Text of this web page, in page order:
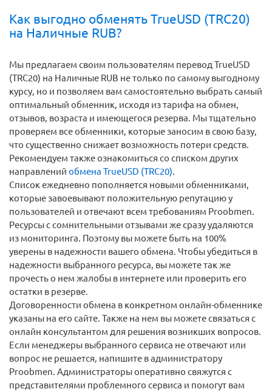
Как выгодно обменять TrueUSD (TRC20)
на Наличные RUB?
Мы предлагаем своим пользователям перевод TrueUSD
(TRC20) на Наличные RUB не только по самому выгодному
курсу, но и позволяем вам самостоятельно выбрать самый
оптимальный обменник, исходя из тарифа на обмен,
отзывов, возраста и имеющегося резерва. Мы тщательно
проверяем все обменники, которые заносим в свою базу,
что существенно снижает возможность потери средств.
Рекомендуем также ознакомиться со списком других
направлений обмена TrueUSD (TRC20).
Список ежедневно пополняется новыми обменниками,
которые завоевывают положительную репутацию у
пользователей и отвечают всем требованиям Proobmen.
Ресурсы с сомнительными отзывами же сразу удаляются
из мониторинга. Поэтому вы можете быть на 100%
уверены в надежности вашего обмена. Чтобы убедиться в
надежности выбранного ресурса, вы можете так же
прочесть о нем жалобы в интернете или проверить его
остатки в резерве.
Договоренности обмена в конкретном онлайн-обменнике
указаны на его сайте. Также на нем вы можете связаться с
онлайн консультантом для решения возникших вопросов.
Если менеджеры выбранного сервиса не отвечают или
вопрос не решается, напишите в администратору
Proobmen. Администраторы оперативно свяжутся с
представителями проблемного сервиса и помогут вам